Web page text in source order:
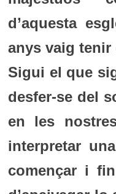
d’aquesta
anys vaig
Sigui el que
desfer-se del
en les
interpretar
començar i